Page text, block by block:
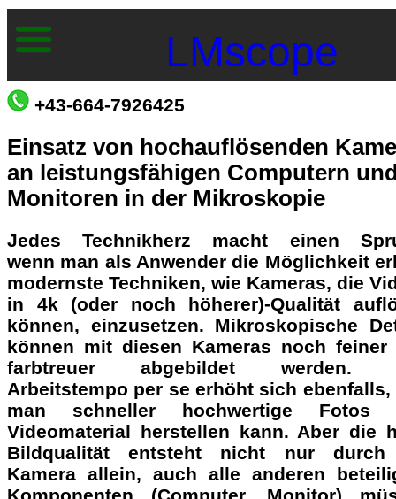
LMscope
+43-664-7926425
Einsatz von hochauflösenden
an leistungsfähigen Computern
Monitoren in der Mikroskopie
Jedes Technikherz macht einen
wenn man als Anwender die Möglichkeit
modernste Techniken, wie Kameras, die
in 4k (oder noch höherer)-Qualität
können, einzusetzen. Mikroskopische
können mit diesen Kameras noch feiner
farbtreuer abgebildet werden.
Arbeitstempo per se erhöht sich ebenfalls,
man schneller hochwertige Fotos
Videomaterial herstellen kann. Aber die
Bildqualität entsteht nicht nur durch
Kamera allein, auch alle anderen